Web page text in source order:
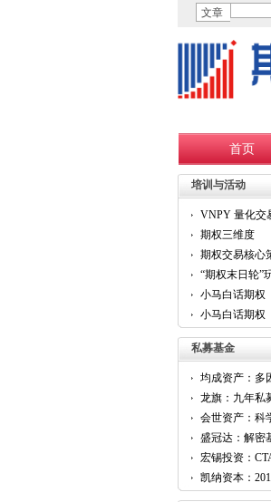
文章
首页
培训与活动
VNPY 量化交
期权三维度
期权交易核心
“期权末日轮”
小马白话期权
小马白话期权
私募基金
均成资产：多
的...
龙旗：九年私
会世资产：科
用...
盛冠达：解密
CTA...
宏锡投资：
建...
凯纳资本：
股...